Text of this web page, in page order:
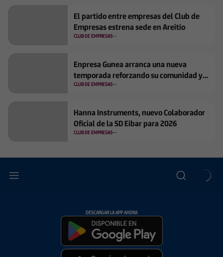
El partido entre empresas del Club de
Empresas estrena sede en Areitio
CLUB DE EMPRESAS
Enpresa Gunea arranca una nueva
temporada reforzando su comunidad y
visión compartida
CLUB DE EMPRESAS
Hanna Instruments, nuevo Colaborador
Oficial de la SD Eibar para 2026
CLUB DE EMPRESAS
DESCARGAR LA APP AHORA